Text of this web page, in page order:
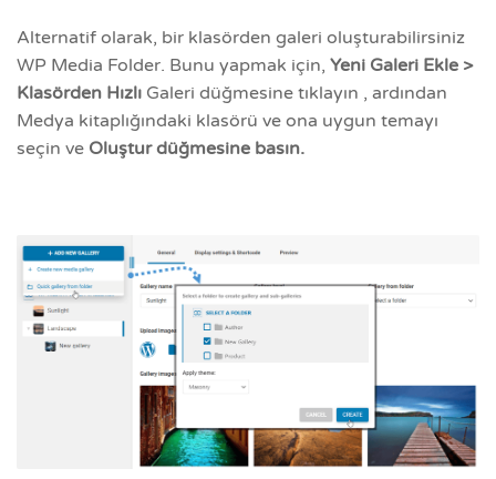
Alternatif olarak, bir klasörden galeri oluşturabilirsiniz
WP Media Folder. Bunu yapmak için, Yeni Galeri Ekle >
Klasörden Hızlı Galeri düğmesine tıklayın , ardından
Medya kitaplığındaki klasörü ve ona uygun temayı
seçin ve Oluştur düğmesine basın.